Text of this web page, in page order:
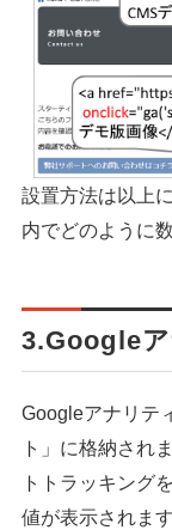
設置方法は以上
内でどのように
3.Google
Googleアナリテ
ト」に格納され
トトラッキング
値が表示されます